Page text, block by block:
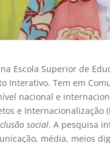
Escola Superior de
Interativo. Tem em
nacional e
e Internacionalização
social. A pesquisa
média, meios